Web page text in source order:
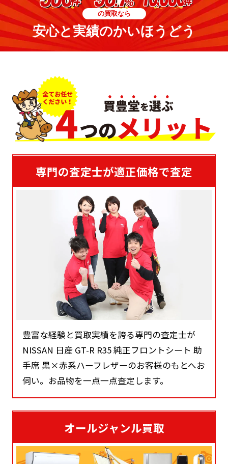
の買取なら
安心と実績のかいほうどう
専門の査定士が適正価格で査定
豊富な経験と買取実績を誇る専門の査定士が
NISSAN 日産 GT-R R35 純正フロントシート 助
手席 黒×赤系ハーフレザーのお客様のもとへお
伺い。お品物を一点一点査定します。
オールジャンル買取